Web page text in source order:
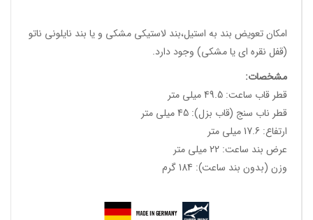
امکان تعویض بند به استیل،بند لاستیکی مشکی و یا بند نایلونی ناتو
(قفل نقره ای یا مشکی) وجود دارد.
مشخصات:
قطر قاب ساعت: 49.5 میلی متر
قطر ناب سنج (قاب بزل): 45 میلی متر
ارتفاع: 17.6 میلی متر
عرض بند ساعت: 22 میلی متر
وزن (بدون بند ساعت): 184 گرم